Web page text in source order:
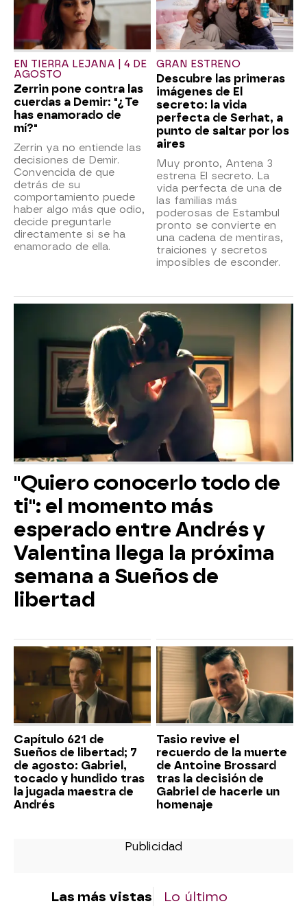
EN TIERRA LEJANA | 4 DE
AGOSTO
Zerrin pone contra las
cuerdas a Demir: "¿Te
has enamorado de
mí?"
Zerrin ya no entiende las
decisiones de Demir.
Convencida de que
detrás de su
comportamiento puede
haber algo más que odio,
decide preguntarle
directamente si se ha
enamorado de ella.
GRAN ESTRENO
Descubre las primeras
imágenes de El
secreto: la vida
perfecta de Serhat, a
punto de saltar por los
aires
Muy pronto, Antena 3
estrena El secreto. La
vida perfecta de una de
las familias más
poderosas de Estambul
pronto se convierte en
una cadena de mentiras,
traiciones y secretos
imposibles de esconder.
"Quiero conocerlo todo de
ti": el momento más
esperado entre Andrés y
Valentina llega la próxima
semana a Sueños de
libertad
Capítulo 621 de
Sueños de libertad; 7
de agosto: Gabriel,
tocado y hundido tras
la jugada maestra de
Andrés
Tasio revive el
recuerdo de la muerte
de Antoine Brossard
tras la decisión de
Gabriel de hacerle un
homenaje
Las más vistas Lo último